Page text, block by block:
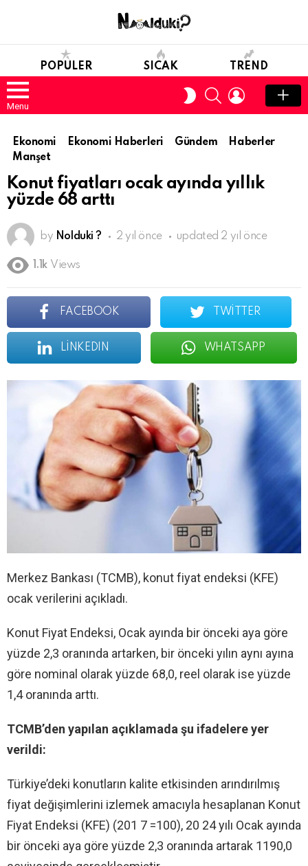
POPULER SICAK TREND
Menu
SWITCH
SKIN
SEARCHLOGIN
Ekonomi Ekonomi Haberleri Gündem
Haberler
Manşet
Konut fiyatları ocak ayında yıllık
yüzde 68 arttı
by Nolduki ? 2 yıl önce updated 2 yıl önce
1.1k Views
FACEBOOK TWITTER
LINKEDIN WHATSAPP
Merkez Bankası (TCMB), konut fiyat endeksi (KFE)
ocak verilerini açıkladı.
Konut Fiyat Endeksi, Ocak ayında bir önceki aya göre
yüzde 2,3 oranında artarken, bir önceki yılın aynı ayına
göre nominal olarak yüzde 68,0, reel olarak ise yüzde
1,4 oranında arttı.
TCMB’den yapılan açıklamada şu ifadelere yer
verildi:
Türkiye’deki konutların kalite etkisinden arındırılmış
fiyat değişimlerini izlemek amacıyla hesaplanan Konut
Fiyat Endeksi (KFE) (201 7 =100), 20 24 yılı Ocak ayında
bir önceki aya göre yüzde 2,3 oranında artarak 1190,0